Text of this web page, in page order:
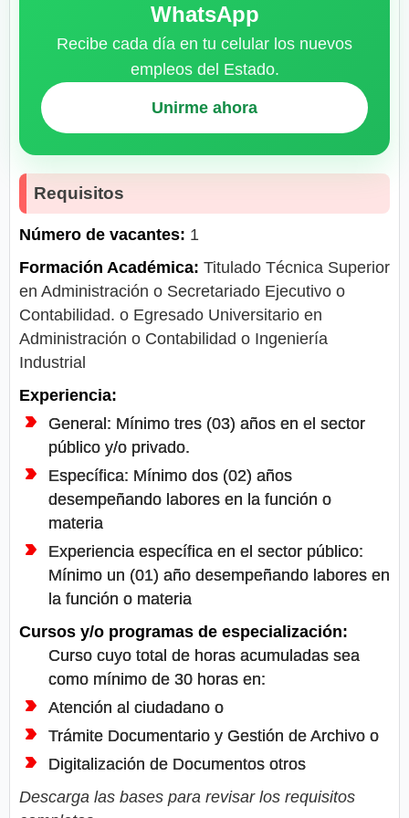
WhatsApp
Recibe cada día en tu celular los nuevos
empleos del Estado.
Unirme ahora
Requisitos
Número de vacantes: 1
Formación Académica: Titulado Técnica Superior
en Administración o Secretariado Ejecutivo o
Contabilidad. o Egresado Universitario en
Administración o Contabilidad o Ingeniería
Industrial
Experiencia:
General: Mínimo tres (03) años en el sector
público y/o privado.
Específica: Mínimo dos (02) años
desempeñando labores en la función o
materia
Experiencia específica en el sector público:
Mínimo un (01) año desempeñando labores en
la función o materia
Cursos y/o programas de especialización:
Curso cuyo total de horas acumuladas sea
como mínimo de 30 horas en:
Atención al ciudadano o
Trámite Documentario y Gestión de Archivo o
Digitalización de Documentos otros
Descarga las bases para revisar los requisitos